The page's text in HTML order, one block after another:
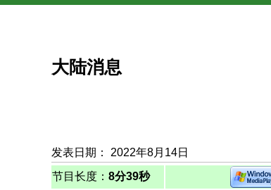
大陆消息
发表日期： 2022年8月14日
节目长度： 8分39秒